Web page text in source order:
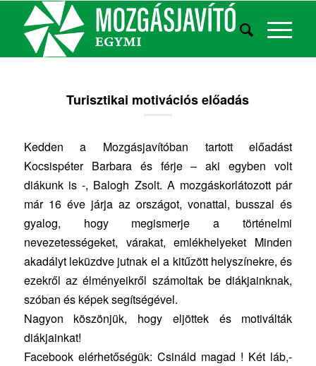
Turisztikai motivációs előadás
Kedden a Mozgásjavítóban tartott előadást
Kocsispéter Barbara és férje – aki egyben volt
diákunk is -, Balogh Zsolt. A mozgáskorlátozott pár
már 16 éve járja az országot, vonattal, busszal és
gyalog, hogy megismerje a történelmi
nevezetességeket, várakat, emlékhelyeket Minden
akadályt leküzdve jutnak el a kitűzött helyszínekre, és
ezekről az élményeikről számoltak be diákjainknak,
szóban és képek segítségével.
Nagyon köszönjük, hogy eljöttek és motiválták
diákjainkat!
Facebook elérhetőségük: Csináld magad ! Két láb,-